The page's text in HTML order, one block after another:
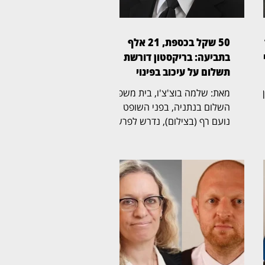
50 שקל בכספת, 21 אלף
בתביעה: בריקסטון דורשת
תשלום על עיכוב בפינוי
מאת: שלמה בוצ'צ'ו, בית משפט
השלום בנתניה, בפני השופט
נועם רף (בצילום), נדרש לפרשה
שטר בודד של 50 שקל,
והתגלגלה לשני הליכים משפטיים
נפרדים. בריקסטון כספות פעלה
תחילה לפינוי הכספת, ובהמשך
הגישה תביעה כספית בדרישה
לתשלום של יותר מ־21 אלף שקל.
לטענת בריקסטון, רבקה פינטו